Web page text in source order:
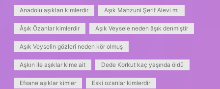
Anadolu aşıkları kimlerdir Aşık Mahzuni Şerif Alevi mi
Âşık Özanlar kimlerdir Aşık Veysele neden âşık denmiştir
Aşık Veyselin gözleri neden kör olmuş
Aşkın ile aşıklar kime ait Dede Korkut kaç yaşında öldü
Efsane aşıklar kimler Eski ozanlar kimlerdir